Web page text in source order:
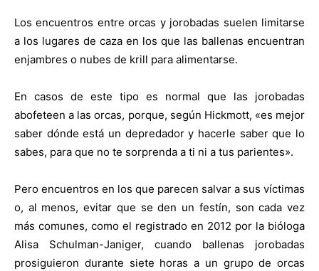
Los encuentros entre orcas y jorobadas suelen limitarse
a los lugares de caza en los que las ballenas encuentran
enjambres o nubes de krill para alimentarse.
En casos de este tipo es normal que las jorobadas
abofeteen a las orcas, porque, según Hickmott, «es mejor
saber dónde está un depredador y hacerle saber que lo
sabes, para que no te sorprenda a ti ni a tus parientes».
Pero encuentros en los que parecen salvar a sus víctimas
o, al menos, evitar que se den un festín, son cada vez
más comunes, como el registrado en 2012 por la bióloga
Alisa Schulman-Janiger, cuando ballenas jorobadas
prosiguieron durante siete horas a un grupo de orcas